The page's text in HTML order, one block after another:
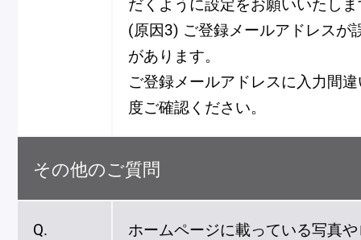
(原因3) ご登録メールアドレスが
があります。
ご登録メールアドレスに入力間
度ご確認ください。
その他のご質問
Q.
ホームページに載っている写真